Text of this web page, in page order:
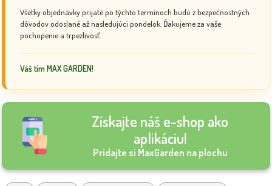
Všetky objednávky prijaté po týchto termínoch budú z bezpečnostných
dôvodov odoslané až nasledujúci pondelok. Ďakujeme za vaše
pochopenie a trpezlivosť.
Váš tím MAX GARDEN!
Získajte náš e-shop ako
aplikáciu!
Pridajte si MaxGarden na plochu